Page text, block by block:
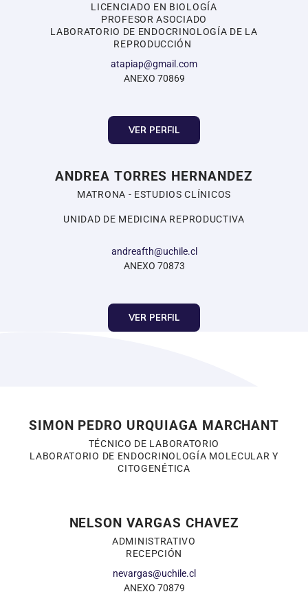
LICENCIADO EN BIOLOGÍA
PROFESOR ASOCIADO
LABORATORIO DE ENDOCRINOLOGÍA DE LA
REPRODUCCIÓN
atapiap@gmail.com
ANEXO 70869
VER PERFIL
ANDREA TORRES HERNANDEZ
MATRONA - ESTUDIOS CLÍNICOS
UNIDAD DE MEDICINA REPRODUCTIVA
andreafth@uchile.cl
ANEXO 70873
VER PERFIL
SIMON PEDRO URQUIAGA MARCHANT
TÉCNICO DE LABORATORIO
LABORATORIO DE ENDOCRINOLOGÍA MOLECULAR Y
CITOGENÉTICA
NELSON VARGAS CHAVEZ
ADMINISTRATIVO
RECEPCIÓN
nevargas@uchile.cl
ANEXO 70879